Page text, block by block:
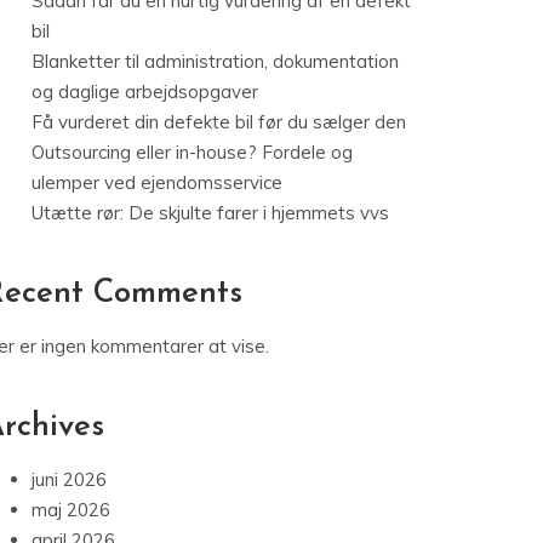
bil
Blanketter til administration, dokumentation
og daglige arbejdsopgaver
Få vurderet din defekte bil før du sælger den
Outsourcing eller in-house? Fordele og
ulemper ved ejendomsservice
Utætte rør: De skjulte farer i hjemmets vvs
Comments
er ingen kommentarer at vise.
juni 2026
maj 2026